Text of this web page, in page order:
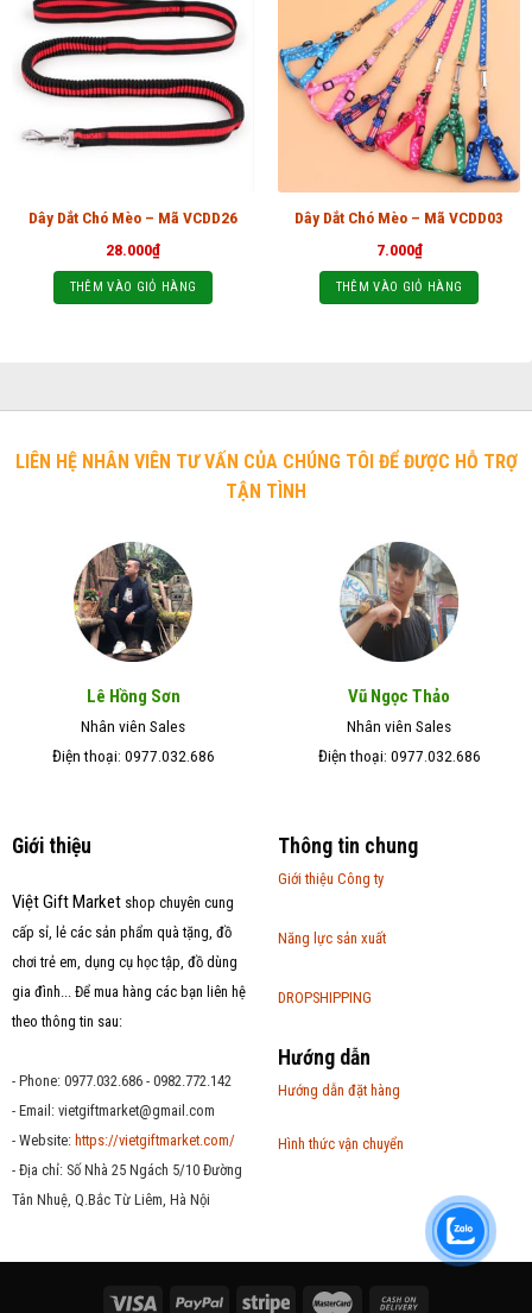
Dây Dắt Chó Mèo – Mã VCDD26
28.000₫
THÊM VÀO GIỎ HÀNG
Dây Dắt Chó Mèo – Mã VCDD03
7.000₫
THÊM VÀO GIỎ HÀNG
LIÊN HỆ NHÂN VIÊN TƯ VẤN CỦA CHÚNG TÔI ĐỂ ĐƯỢC HỖ TRỢ
TẬN TÌNH
Lê Hồng Sơn
Nhân viên Sales
Điện thoại: 0977.032.686
Vũ Ngọc Thảo
Nhân viên Sales
Điện thoại: 0977.032.686
Giới thiệu
Việt Gift Marketshop chuyên cung
cấp sỉ, lẻ các sản phẩm quà tặng, đồ
chơi trẻ em, dụng cụ học tập, đồ dùng
gia đình... Để mua hàng các bạn liên hệ
theo thông tin sau:
- Phone: 0977.032.686 - 0982.772.142
- Email: vietgiftmarket@gmail.com
- Website: https://vietgiftmarket.com/
- Địa chỉ: Số Nhà 25 Ngách 5/10 Đường
Tân Nhuệ, Q.Bắc Từ Liêm, Hà Nội
Thông tin chung
Giới thiệu Công ty
Năng lực sản xuất
DROPSHIPPING
Hướng dẫn
Hướng dẫn đặt hàng
Hình thức vận chuyển